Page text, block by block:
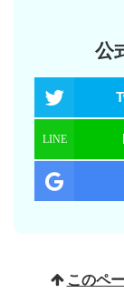
公
このペ